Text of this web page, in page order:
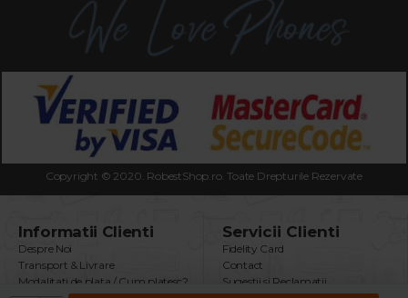
Copyright © 2020. RobestShop.ro. Toate Drepturile Rezervate
Informatii Clienti
Despre Noi
Transport & Livrare
Modalitati de plata / Cum platesc?
Servicii Clienti
Fidelity Card
Contact
Sugestii si Reclamatii